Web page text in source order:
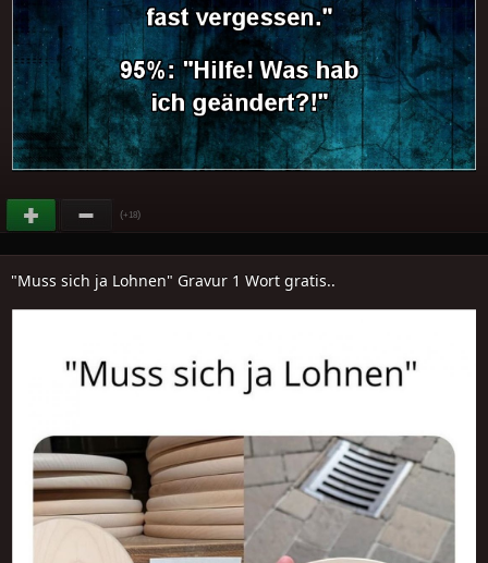
(+18)
"Muss sich ja Lohnen" Gravur 1 Wort gratis..